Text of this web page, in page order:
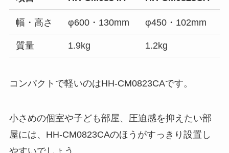
幅・高さ φ600・130mm φ450・102mm
質量 1.9kg 1.2kg
コンパクトで軽いのはHH-CM0823CAです。
小さめの個室や子ども部屋、圧迫感を抑えたい部
屋には、HH-CM0823CAのほうがすっきり設置し